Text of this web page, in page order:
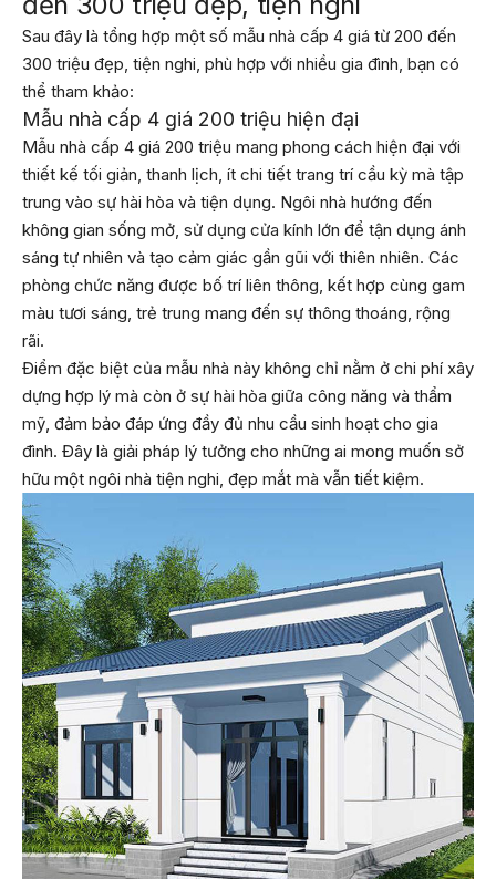
Sau đây là tổng hợp một số mẫu nhà cấp 4 giá từ 200 đến
300 triệu đẹp, tiện nghi, phù hợp với nhiều gia đình, bạn có
thể tham khảo:
Mẫu nhà cấp 4 giá 200 triệu hiện đại
Mẫu nhà cấp 4 giá 200 triệu mang phong cách hiện đại với
thiết kế tối giản, thanh lịch, ít chi tiết trang trí cầu kỳ mà tập
trung vào sự hài hòa và tiện dụng. Ngôi nhà hướng đến
không gian sống mở, sử dụng cửa kính lớn để tận dụng ánh
sáng tự nhiên và tạo cảm giác gần gũi với thiên nhiên. Các
phòng chức năng được bố trí liên thông, kết hợp cùng gam
màu tươi sáng, trẻ trung mang đến sự thông thoáng, rộng
rãi.
Điểm đặc biệt của mẫu nhà này không chỉ nằm ở chi phí xây
dựng hợp lý mà còn ở sự hài hòa giữa công năng và thẩm
mỹ, đảm bảo đáp ứng đầy đủ nhu cầu sinh hoạt cho gia
đình. Đây là giải pháp lý tưởng cho những ai mong muốn sở
hữu một ngôi nhà tiện nghi, đẹp mắt mà vẫn tiết kiệm.